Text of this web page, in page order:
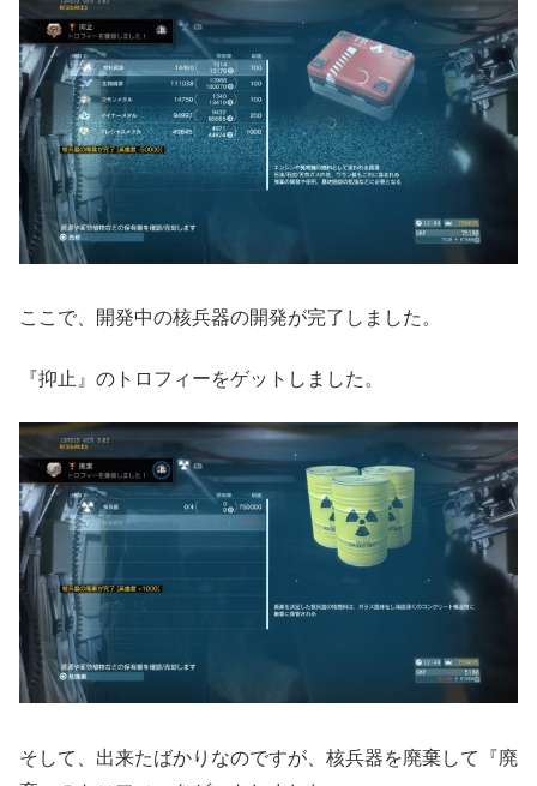
ここで、開発中の核兵器の開発が完了しました。
『抑止』のトロフィーをゲットしました。
そして、出来たばかりなのですが、核兵器を廃棄して『廃